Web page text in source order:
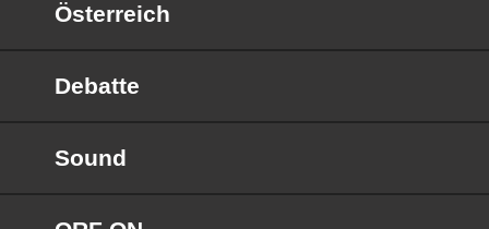
Österreich
Debatte
Sound